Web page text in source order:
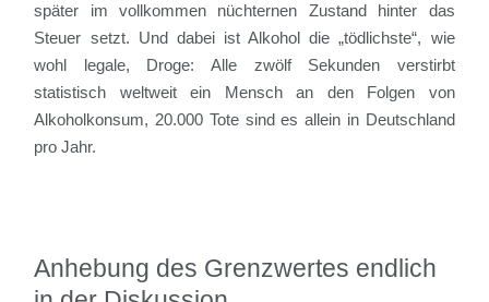
später im vollkommen nüchternen Zustand hinter das
Steuer setzt. Und dabei ist Alkohol die „tödlichste“, wie
wohl legale, Droge: Alle zwölf Sekunden verstirbt
statistisch weltweit ein Mensch an den Folgen von
Alkoholkonsum, 20.000 Tote sind es allein in Deutschland
pro Jahr.
Anhebung des Grenzwertes endlich